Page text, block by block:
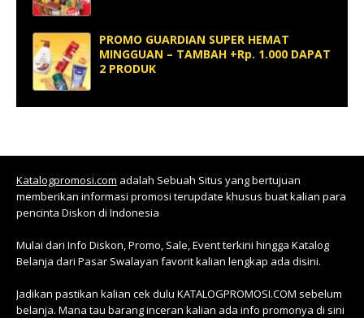
PROMO GUARDIAN SUPER HEMAT
MINGGUAN – TAMBAH +Rp. 1.000 DAPAT
2 PRODUK
Katalogpromosi.com adalah Sebuah Situs yang bertujuan
memberikan informasi promosi terupdate khusus buat kalian para
pencinta Diskon di Indonesia
Mulai dari Info Diskon, Promo, Sale, Event terkini hingga Katalog
Belanja dari Pasar Swalayan favorit kalian lengkap ada disini.
Jadikan pastikan kalian cek dulu KATALOGPROMOSI.COM sebelum
belanja. Mana tau barang inceran kalian ada info promonya di sini